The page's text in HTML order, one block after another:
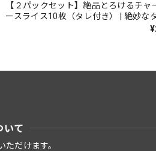
【２パックセット】絶品とろけるチャ
ースライス10枚（タレ付き） | 絶妙な
染み込み具合と柔らかさ。ラーメンの
いて
ただけます。